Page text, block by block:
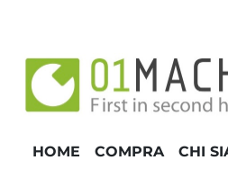
HOME COMPRA CHI